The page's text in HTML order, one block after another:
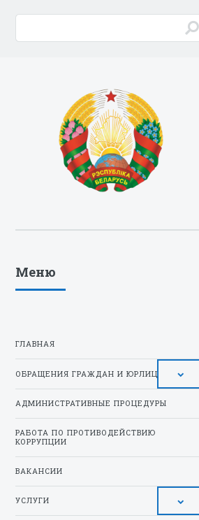
Меню
ГЛАВНАЯ
ОБРАЩЕНИЯ ГРАЖДАН И ЮРЛИЦ
АДМИНИСТРАТИВНЫЕ ПРОЦЕДУРЫ
РАБОТА ПО ПРОТИВОДЕЙСТВИЮ
КОРРУПЦИИ
ВАКАНСИИ
УСЛУГИ